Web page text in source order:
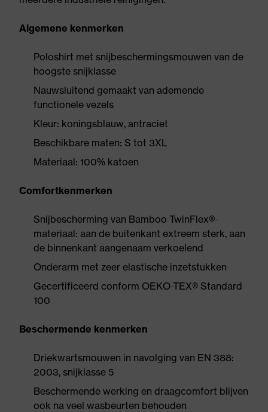
Algemene kenmerken
Poloshirt met snijbeschermingsmouwen van de
hoogste snijklasse
Nauwsluitend gemaakt van ademende
functionele vezels
Kleur: koningsblauw, antraciet
Beschikbare maten: S tot 3XL
Materiaal: 100% katoen
Comfortkenmerken
Snijbescherming van Bamboo TwinFlex®-
materiaal: aan de buitenkant extreem sterk, aan
de binnenkant aangenaam verkoelend
Onderarm met zeer elastische inzetstukken
Gecertificeerd conform OEKO-TEX® Standard
100
Beschermende kenmerken
Driekwartsmouwen in navolging van EN 388:
2003, snijklasse 5
Beschermende werking en draagcomfort blijven
ook na veel wasbeurten behouden